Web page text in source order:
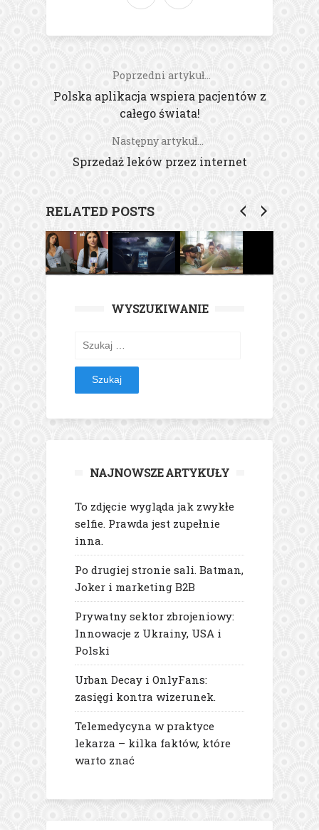
Poprzedni artykuł...
Polska aplikacja wspiera pacjentów z
całego świata!
Następny artykuł...
Sprzedaż leków przez internet
RELATED POSTS
WYSZUKIWANIE
Szukaj:
NAJNOWSZE ARTYKUŁY
To zdjęcie wygląda jak zwykłe
selfie. Prawda jest zupełnie
inna.
Po drugiej stronie sali. Batman,
Joker i marketing B2B
Prywatny sektor zbrojeniowy:
Innowacje z Ukrainy, USA i
Polski
Urban Decay i OnlyFans:
zasięgi kontra wizerunek.
Telemedycyna w praktyce
lekarza – kilka faktów, które
warto znać